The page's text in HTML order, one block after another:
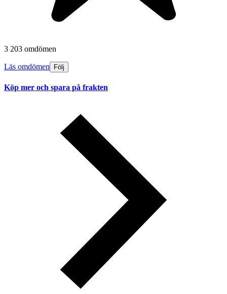
3 203 omdömen
Läs omdömen Följ
Köp mer och spara på frakten